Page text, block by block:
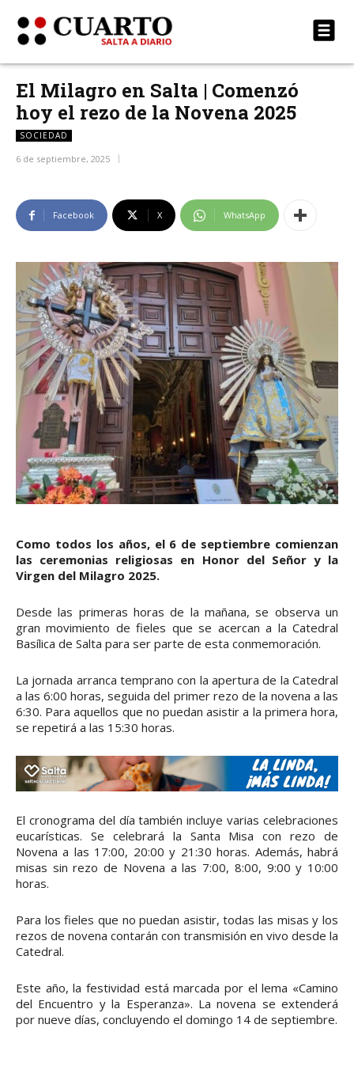
El Milagro en Salta | Comenzó
hoy el rezo de la Novena 2025
SOCIEDAD
6 de septiembre, 2025
Facebook X WhatsApp
Como todos los años, el 6 de septiembre comienzan
las ceremonias religiosas en Honor del Señor y la
Virgen del Milagro 2025.
Desde las primeras horas de la mañana, se observa un
gran movimiento de fieles que se acercan a la Catedral
Basílica de Salta para ser parte de esta conmemoración.
La jornada arranca temprano con la apertura de la Catedral
a las 6:00 horas, seguida del primer rezo de la novena a las
6:30. Para aquellos que no puedan asistir a la primera hora,
se repetirá a las 15:30 horas.
El cronograma del día también incluye varias celebraciones
eucarísticas. Se celebrará la Santa Misa con rezo de
Novena a las 17:00, 20:00 y 21:30 horas. Además, habrá
misas sin rezo de Novena a las 7:00, 8:00, 9:00 y 10:00
horas.
Para los fieles que no puedan asistir, todas las misas y los
rezos de novena contarán con transmisión en vivo desde la
Catedral.
Este año, la festividad está marcada por el lema «Camino
del Encuentro y la Esperanza». La novena se extenderá
por nueve días, concluyendo el domingo 14 de septiembre.